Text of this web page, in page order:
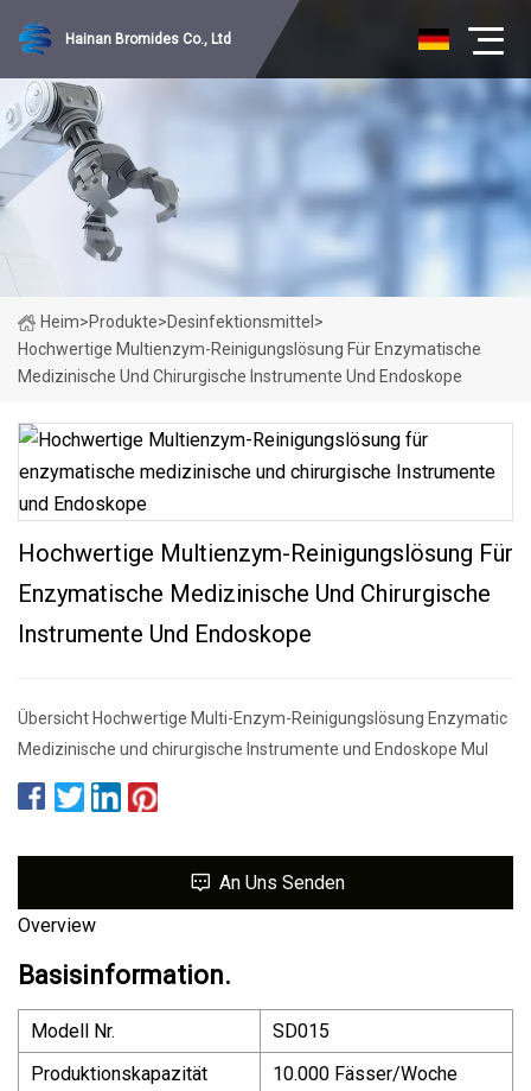
Hainan Bromides Co., Ltd
Heim>Produkte>Desinfektionsmittel >
Hochwertige Multienzym-Reinigungslösung Für Enzymatische
Medizinische Und Chirurgische Instrumente Und Endoskope
Hochwertige Multienzym-Reinigungslösung Für
Enzymatische Medizinische Und Chirurgische
Instrumente Und Endoskope
Übersicht Hochwertige Multi-Enzym-Reinigungslösung Enzymatic
Medizinische und chirurgische Instrumente und Endoskope Mul
An Uns Senden
Overview
Basisinformation.
Modell Nr.
SD015
Produktionskapazität
10.000 Fässer/Woche